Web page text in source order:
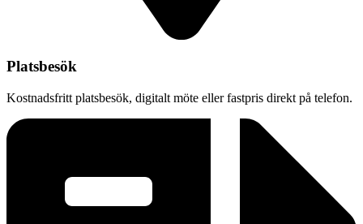
Platsbesök
Kostnadsfritt platsbesök, digitalt möte eller fastpris direkt på telefon.